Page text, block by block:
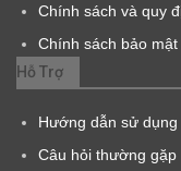
Chính sách và quy
Chính sách bảo mật
Hỗ Trợ
Hướng dẫn sử dụng
Câu hỏi thường gặp